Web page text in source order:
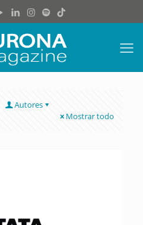
Autores
Mostrar todo